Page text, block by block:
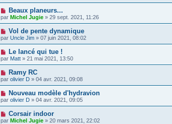
Beaux planeurs...
par Michel Jugie » 29 sept. 2021, 11:26
Vol de pente dynamique
par Uncle Jim » 07 juin 2021, 08:02
Le lancé qui tue !
par Matt » 21 mai 2021, 13:50
Ramy RC
par olivier D » 04 avr. 2021, 09:08
Nouveau modèle d'hydravion
par olivier D » 04 avr. 2021, 09:05
Corsair indoor
par Michel Jugie » 20 mars 2021, 22:02